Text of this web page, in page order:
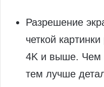
Разрешение
четкой
4K и выше.
тем лучше